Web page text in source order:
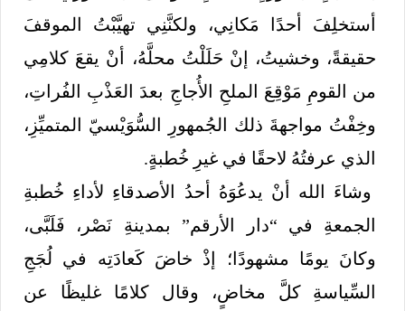
أستخلِفَ أحدًا مَكانِي، ولكنَّنِي تهيَّبْتُ الموقفَ
حقيقةً، وخشيتُ، إنْ حَلَلْتُ محلَّهُ، أنْ يقعَ كلامِي
من القومِ مَوْقِعَ الملحِ الأُجاجِ بعدَ العَذْبِ الفُراتِ،
وخِفْتُ مواجهةَ ذلك الجُمهورِ السُّوَيْسيّ المتميِّزِ،
الذي عرفتُهُ لاحقًا في غيرِ خُطبةٍ.
وشاءَ الله أنْ يدعُوَهُ أحدُ الأصدقاءِ لأداءِ خُطبةِ
الجمعةِ في “دار الأرقم” بمدينةِ نَصْر، فَلَبَّى،
وكانَ يومًا مشهودًا؛ إذْ خاضَ كَعادَتِه في لُجَجِ
السِّياسةِ كلَّ مخاضٍ، وقال كلامًا غليظًا عن